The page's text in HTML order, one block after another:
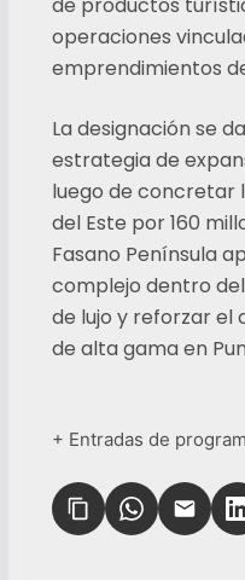
de productos
operaciones
emprendimientos
La designación se
estrategia de
luego de concretar
del Este por 160
Fasano Península
complejo dentro
de lujo y reforzar
de alta gama en
+ Entradas de